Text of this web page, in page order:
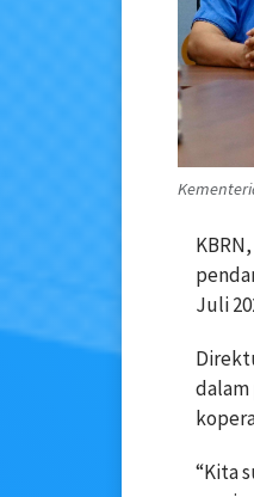
Juli
dalam
“Kita